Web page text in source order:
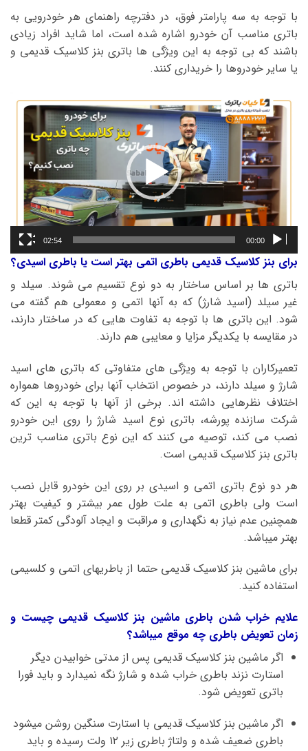
با توجه به سه پارامتر فوق، در دفترچه راهنمای هر خودرویی به
باتری مناسب آن خودرو اشاره شده است، اما شاید افراد زیادی
باشند که بی توجه به این ویژگی ها باتری بنز کلاسیک قدیمی و
یا سایر خودروها را خریداری کنند.
نمایشگر
ویدیو
00:00
02:54
برای بنز کلاسیک قدیمی باطری اتمی بهتر است یا باطری اسیدی؟
باتری ها بر اساس ساختار به دو نوع تقسیم می شوند. سیلد و
غیر سیلد (اسید شارژ) که به آنها اتمی و معمولی هم گفته می
شود. این باتری ها با توجه به تفاوت هایی که در ساختار دارند،
در مقایسه با یکدیگر مزایا و معایبی هم دارند.
تعمیرکاران با توجه به ویژگی های متفاوتی که باتری های اسید
شارژ و سیلد دارند، در خصوص انتخاب آنها برای خودروها همواره
اختلاف نظرهایی داشته اند. برخی از آنها با توجه به این که
شرکت سازنده پورشه، باتری نوع اسید شارژ را روی این خودرو
نصب می کند، توصیه می کنند که این نوع باتری مناسب ترین
باتری بنز کلاسیک قدیمی است.
هر دو نوع باتری اتمی و اسیدی بر روی این خودرو قابل نصب
است ولی باطری اتمی به علت طول عمر بیشتر و کیفیت بهتر
همچنین عدم نیاز به نگهداری و مراقبت و ایجاد آلودگی کمتر قطعا
بهتر میباشد.
برای ماشین بنز کلاسیک قدیمی حتما از باطریهای اتمی و کلسیمی
استفاده کنید.
علایم خراب شدن باطری ماشین بنز کلاسیک قدیمی چیست و
زمان تعویض باطری چه موقع میباشد؟
اگر ماشین بنز کلاسیک قدیمی پس از مدتی خوابیدن دیگر
استارت نزند باطری خراب شده و شارژ نگه نمیدارد و باید فورا
باتری تعویض شود.
اگر ماشین بنز کلاسیک قدیمی با استارت سنگین روشن میشود
باطری ضعیف شده و ولتاژ باطری زیر ۱۲ ولت رسیده و باید